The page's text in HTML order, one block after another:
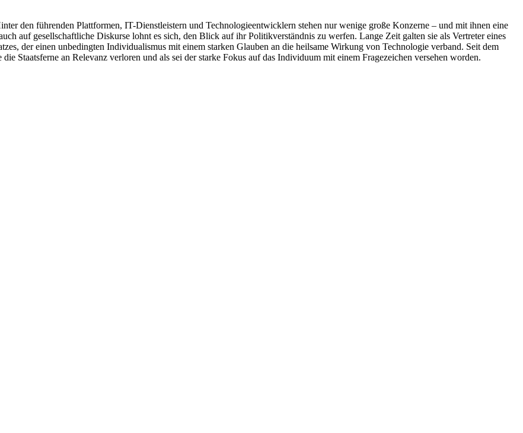
den führenden Plattformen, IT-Dienstleistern und Technolo­gieen­twicklern stehen nur wenige große Konzerne – und mit ihnen eine
auf gesellschaftliche Diskurse lohnt es sich, den Blick auf ihr Politikver­ständnis zu werfen. Lange Zeit galten sie als Vertreter eines
der einen unbed­ingten Individ­u­al­ismus mit einem starken Glauben an die heilsame Wirkung von Technologie verband. Seit dem
Staats­ferne an Relevanz verloren und als sei der starke Fokus auf das Individuum mit einem Frageze­ichen versehen worden.